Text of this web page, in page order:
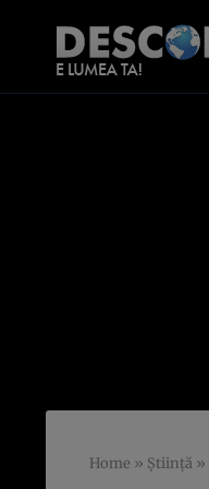
Home » Știință »